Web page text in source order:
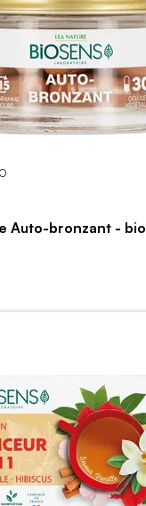
Auto-bronzant - bio